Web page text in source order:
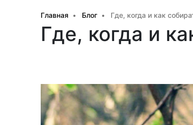
Главная Блог Где, когда и как
Где, когда и